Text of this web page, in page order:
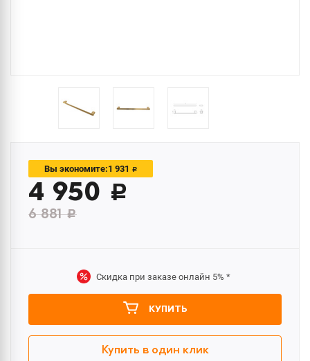
Вы экономите:1 931 c
4 950 c
6 881c
Скидка при заказе онлайн 5% *
КУПИТЬ
Купить в один клик